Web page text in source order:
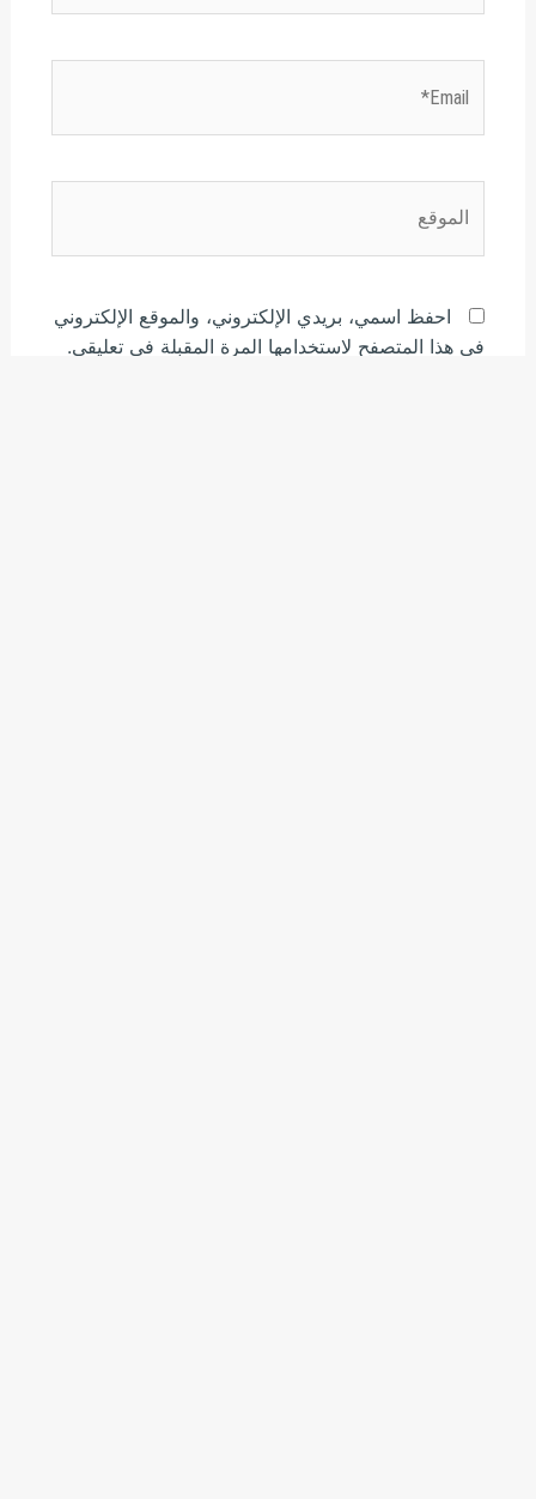
احفظ اسمي، بريدي الإلكتروني، والموقع الإلكتروني
في هذا المتصفح لاستخدامها المرة المقبلة في تعليقي.